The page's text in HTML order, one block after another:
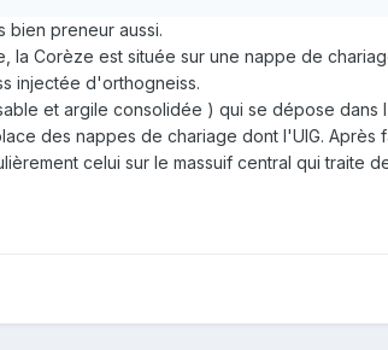
bien preneur aussi.
la Corèze est située sur une nappe de
injectée d'orthogneiss.
et argile consolidée ) qui se dépose
des nappes de chariage dont l'UIG.
celui sur le massuif central qui traite